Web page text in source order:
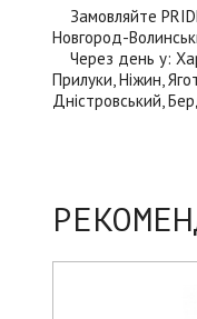
Замовляйте
Новгород-
Через день у:
Прилуки, Ніжин,
Дністровський,